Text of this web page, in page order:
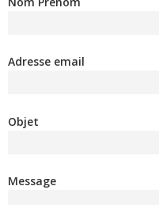
Adresse email
Objet
Message